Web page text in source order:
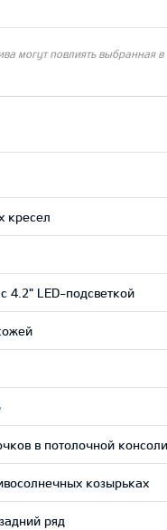
могут повлиять выбранная
кресел
4.2" LED-подсветкой
в потолочной
козырьках
ряд